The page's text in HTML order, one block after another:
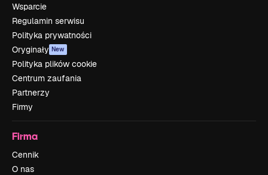
Wsparcie
Regulamin serwisu
Polityka prywatności
Oryginały New
Polityka plików cookie
Centrum zaufania
Partnerzy
Firmy
Firma
Cennik
O nas